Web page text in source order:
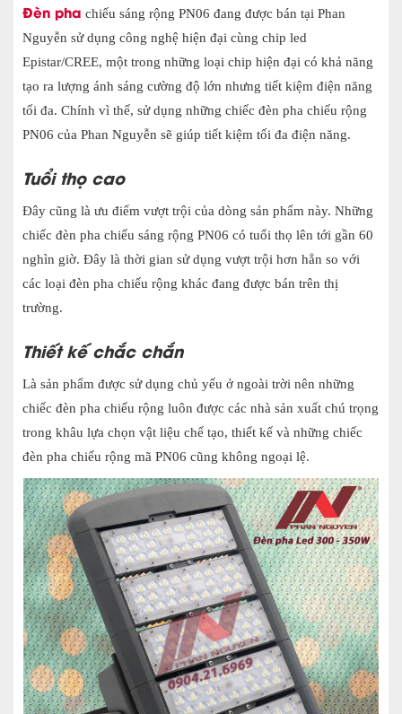
Đèn pha chiếu sáng rộng PN06 đang được bán tại Phan
Nguyễn sử dụng công nghệ hiện đại cùng chip led
Epistar/CREE, một trong những loại chip hiện đại có khả năng
tạo ra lượng ánh sáng cường độ lớn nhưng tiết kiệm điện năng
tối đa. Chính vì thế, sử dụng những chiếc đèn pha chiếu rộng
PN06 của Phan Nguyễn sẽ giúp tiết kiệm tối đa điện năng.
Tuổi thọ cao
Đây cũng là ưu điểm vượt trội của dòng sản phẩm này. Những
chiếc đèn pha chiếu sáng rộng PN06 có tuổi thọ lên tới gần 60
nghìn giờ. Đây là thời gian sử dụng vượt trội hơn hẳn so với
các loại đèn pha chiếu rộng khác đang được bán trên thị
trường.
Thiết kế chắc chắn
Là sản phẩm được sử dụng chủ yếu ở ngoài trời nên những
chiếc đèn pha chiếu rộng luôn được các nhà sản xuất chú trọng
trong khâu lựa chọn vật liệu chế tạo, thiết kế và những chiếc
đèn pha chiếu rộng mã PN06 cũng không ngoại lệ.